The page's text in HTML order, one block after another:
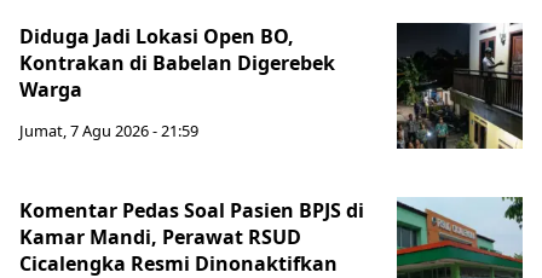
Diduga Jadi Lokasi Open BO,
Kontrakan di Babelan Digerebek
Warga
Jumat, 7 Agu 2026 - 21:59
Komentar Pedas Soal Pasien BPJS di
Kamar Mandi, Perawat RSUD
Cicalengka Resmi Dinonaktifkan